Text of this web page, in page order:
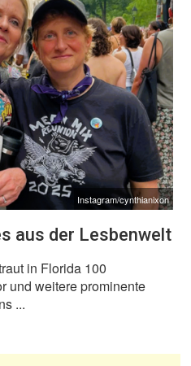
Instagram/cynthianixon
aus der Lesbenwelt
in Florida 100
und weitere prominente
...